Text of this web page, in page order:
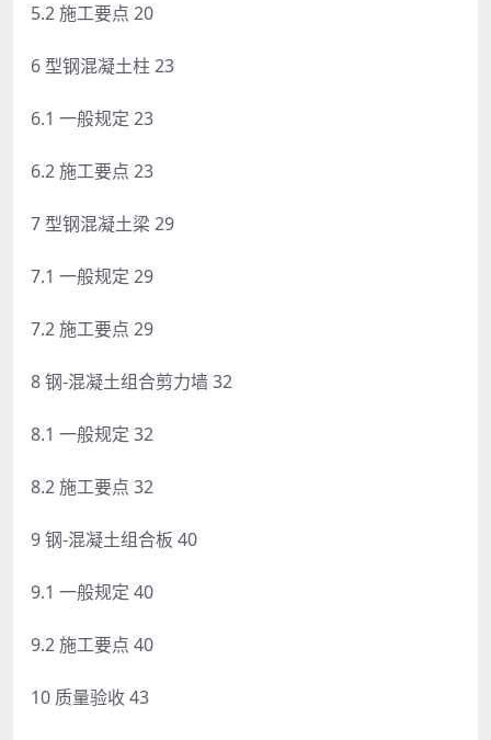
5.2 施工要点 20
6 型钢混凝土柱 23
6.1 一般规定 23
6.2 施工要点 23
7 型钢混凝土梁 29
7.1 一般规定 29
7.2 施工要点 29
8 钢-混凝土组合剪力墙 32
8.1 一般规定 32
8.2 施工要点 32
9 钢-混凝土组合板 40
9.1 一般规定 40
9.2 施工要点 40
10 质量验收 43